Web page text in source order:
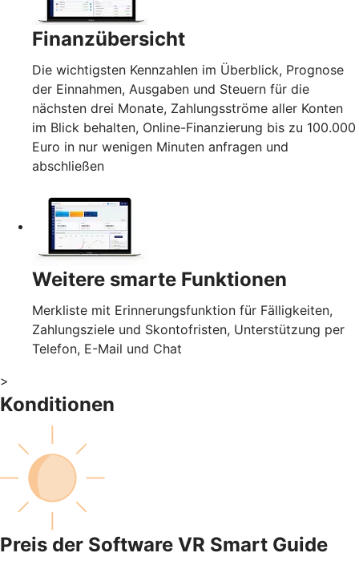
Finanzübersicht
Die wichtigsten Kennzahlen im Überblick, Prognose
der Einnahmen, Ausgaben und Steuern für die
nächsten drei Monate, Zahlungsströme aller Konten
im Blick behalten, Online-Finanzierung bis zu 100.000
Euro in nur wenigen Minuten anfragen und
abschließen
Weitere smarte Funktionen
Merkliste mit Erinnerungsfunktion für Fälligkeiten,
Zahlungsziele und Skontofristen, Unterstützung per
Telefon, E-Mail und Chat
>
Konditionen
Preis der Software VR Smart Guide